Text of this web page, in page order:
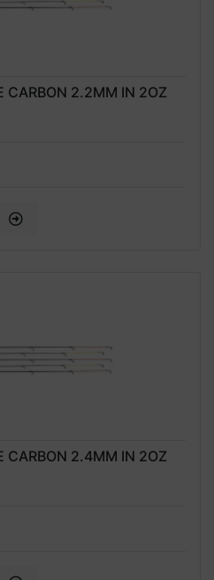
CARBON 2.2MM IN 2OZ
CARBON 2.4MM IN 2OZ